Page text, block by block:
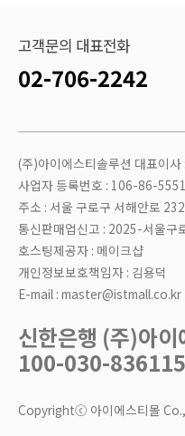
고객문의 대표전화
02-706-2242
(주)아이에스티솔루션 대표이사
사업자 등록번호 : 106-86-
주소 : 서울 구로구 서해안로
통신판매업신고 : 2025-서울구
호스팅제공자 : 메이크샵
개인정보보호책임자 : 김용덕
E-mail : master@istmall.co.kr
신한은행 (주)아이
100-030-836115
Copyrightⓒ 아이에스티몰